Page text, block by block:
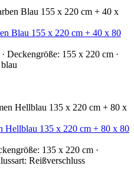
Blau 155 x 220 cm + 40 x 80
Deckengröße: 155 x 220 cm ·
135 x 220 cm + 80 x 80
135 x 220 cm ·
Reißverschluss